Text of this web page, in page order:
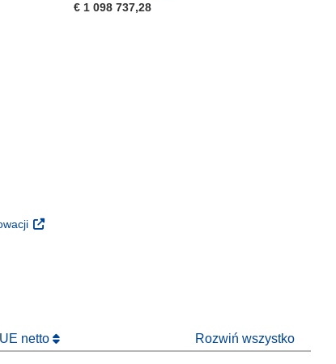
(odnośnik otworzy się w nowym oknie)
€ 1 098 737,28
netto Rozwiń wszystko